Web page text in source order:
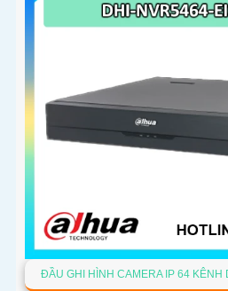
ĐẦU GHI HÌNH CAMERA IP 64 KÊNH